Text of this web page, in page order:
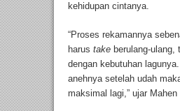
kehidupan cintanya.
“Proses rekamannya
harus take berulang-
dengan kebutuhan
anehnya setelah udah
maksimal lagi,” ujar